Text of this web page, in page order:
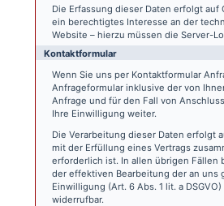
Die Erfassung dieser Daten erfolgt auf
ein berechtigtes Interesse an der
Website – hierzu müssen die Server-
Kontaktformular
Wenn Sie uns per Kontaktformular
Anfrageformular inklusive der von
Anfrage und für den Fall von
Ihre Einwilligung weiter.
Die Verarbeitung dieser Daten erfolgt
mit der Erfüllung eines Vertrags
erforderlich ist. In allen übrigen Fällen
der effektiven Bearbeitung der an uns
Einwilligung (Art. 6 Abs. 1 lit. a
widerrufbar.